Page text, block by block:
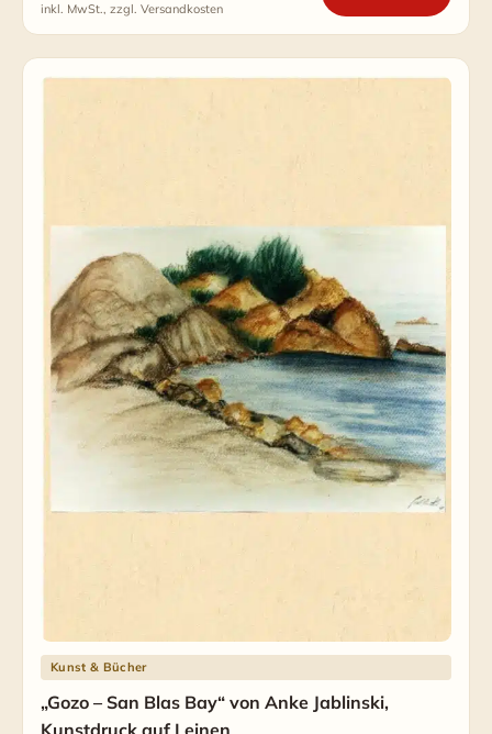
inkl. MwSt., zzgl. Versandkosten
Kunst & Bücher
„Gozo – San Blas Bay“ von Anke Jablinski,
Kunstdruck auf Leinen